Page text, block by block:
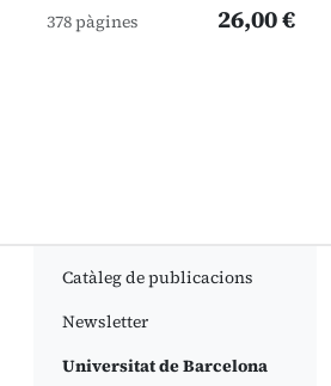
378 pàgines 26,00 €
Catàleg de publicacions
Newsletter
Universitat de Barcelona